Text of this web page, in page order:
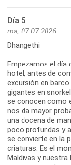
Día 5
ma, 07.07.2026
Dhangethi
Empezamos el día
hotel, antes de
excursión en
gigantes en
se conocen como
nos da mayor
una docena de
poco profundas y
se convierte en la
criaturas. Es el
Maldivas y nuestra